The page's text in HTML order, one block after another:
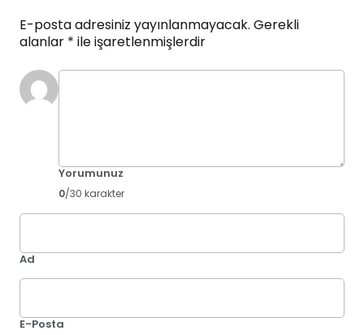
E-posta adresiniz yayınlanmayacak. Gerekli
alanlar * ile işaretlenmişlerdir
Yorumunuz
0/30 karakter
Ad
E-Posta